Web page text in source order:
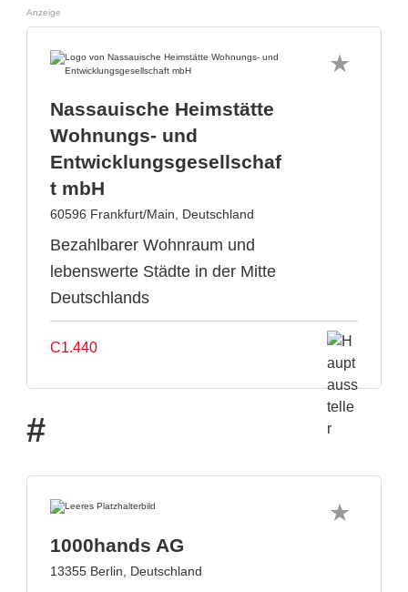
Anzeige
Nassauische Heimstätte
Wohnungs- und
Entwicklungsgesellschaf
t mbH
60596 Frankfurt/Main, Deutschland
Bezahlbarer Wohnraum und
lebenswerte Städte in der Mitte
Deutschlands
C1.440
#
1000hands AG
13355 Berlin, Deutschland